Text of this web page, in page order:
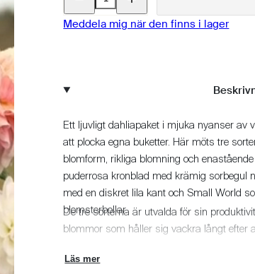
Dahlia
-
Dahlia
-
Meddela mig när den finns i lager
Ett ljuvligt dahliapaket i mjuka nyanser av
att plocka egna buketter. Här möts tre
blomform, rikliga blomning och
puderrosa kronblad med krämig sorbegul
med en diskret lila kant och Small World
blomsterbollar.
De tre sorterna är utvalda för sin
blommor som håller sig vackra långt efter
Läs mer